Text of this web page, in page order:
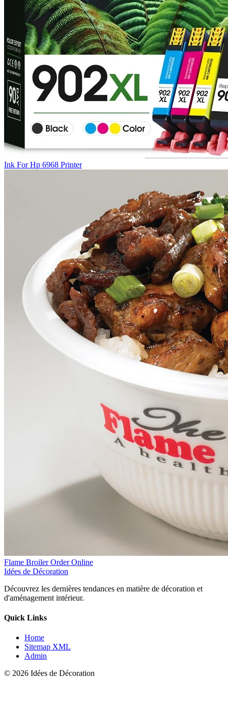
Ink For Hp 6968 Printer
Flame Broiler Order Online
Idées de Décoration
Découvrez les dernières tendances en matière de décoration et
d'aménagement intérieur.
Quick Links
Home
Sitemap XML
Admin
© 2026 Idées de Décoration